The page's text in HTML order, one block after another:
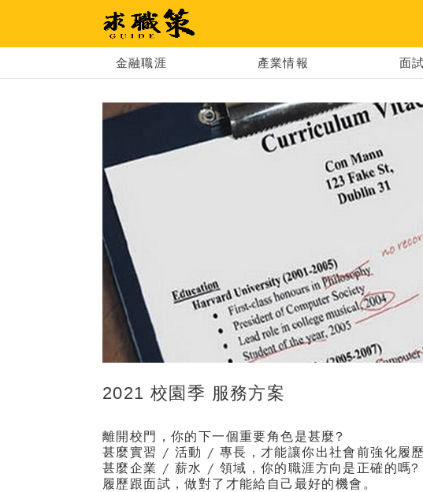
求職策 │
金融職涯 產業情報 面
2021 校園季 服務方案
離開校門， 你的下一個重要角色是甚麼?
甚麼實習 / 活動 / 專長，才能讓你出社會前強化履歷
甚麼企業 / 薪水 / 領域， 你的職涯方向是正確的嗎?
履歷跟面試，做對了才能給自己最好的機會。